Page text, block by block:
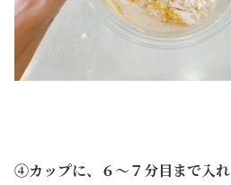
④カップに、６～７分目まで入れ